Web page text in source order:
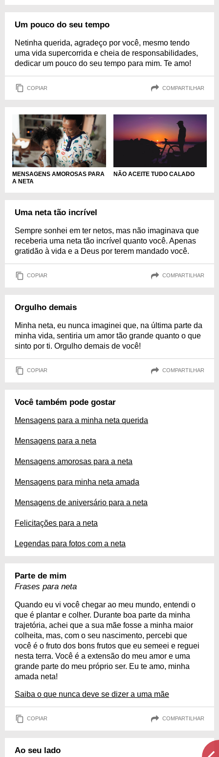
Um pouco do seu tempo
Netinha querida, agradeço por você, mesmo tendo
uma vida supercorrida e cheia de responsabilidades,
dedicar um pouco do seu tempo para mim. Te amo!
COPIAR COMPARTILHAR
MENSAGENS AMOROSAS PARA
A NETA
NÃO ACEITE TUDO CALADO
Uma neta tão incrível
Sempre sonhei em ter netos, mas não imaginava que
receberia uma neta tão incrível quanto você. Apenas
gratidão à vida e a Deus por terem mandado você.
COPIAR COMPARTILHAR
Orgulho demais
Minha neta, eu nunca imaginei que, na última parte da
minha vida, sentiria um amor tão grande quanto o que
sinto por ti. Orgulho demais de você!
COPIAR COMPARTILHAR
Você também pode gostar
Mensagens para a minha neta querida
Mensagens para a neta
Mensagens amorosas para a neta
Mensagens para minha neta amada
Mensagens de aniversário para a neta
Felicitações para a neta
Legendas para fotos com a neta
Parte de mim
Frases para neta
Quando eu vi você chegar ao meu mundo, entendi o
que é plantar e colher. Durante boa parte da minha
trajetória, achei que a sua mãe fosse a minha maior
colheita, mas, com o seu nascimento, percebi que
você é o fruto dos bons frutos que eu semeei e reguei
nesta terra. Você é a extensão do meu amor e uma
grande parte do meu próprio ser. Eu te amo, minha
amada neta!
Saiba o que nunca deve se dizer a uma mãe
COPIAR COMPARTILHAR
Ao seu lado